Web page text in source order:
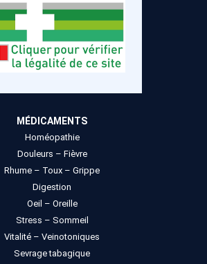
MÉDICAMENTS
Homéopathie
Douleurs – Fièvre
Rhume – Toux – Grippe
Digestion
Oeil – Oreille
Stress – Sommeil
Vitalité – Veinotoniques
Sevrage tabagique